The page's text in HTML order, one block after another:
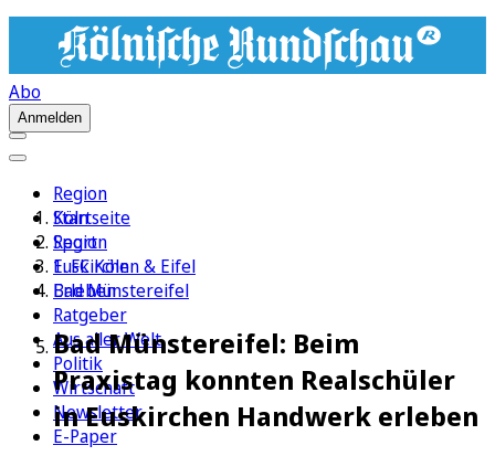
Abo
Anmelden
Region
Köln
Sport
1. FC Köln
Erleben
Ratgeber
Aus aller Welt
Politik
Wirtschaft
Newsletter
E-Paper
Startseite
Region
Euskirchen & Eifel
Bad Münstereifel
Bad Münstereifel: Beim
Praxistag konnten Realschüler
in Euskirchen Handwerk erleben